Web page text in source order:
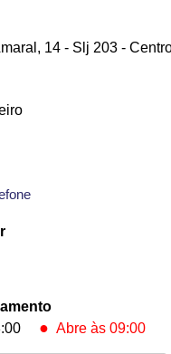
14 - Slj 203 -
● Abre às 09:00